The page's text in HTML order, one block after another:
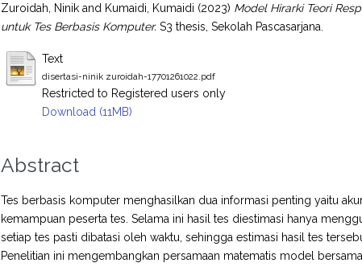
Zuroidah, Ninik and Kumaidi, Kumaidi (2023) Model Hirarki Teori
untuk Tes Berbasis Komputer. S3 thesis, Sekolah Pascasarjana.
Text
disertasi-ninik zuroidah-17701261022.pdf
Restricted to Registered users only
Download (11MB)
Abstract
Tes berbasis komputer menghasilkan dua informasi penting yaitu
kemampuan peserta tes. Selama ini hasil tes diestimasi hanya
setiap tes pasti dibatasi oleh waktu, sehingga estimasi hasil tes
Penelitian ini mengembangkan persamaan matematis model